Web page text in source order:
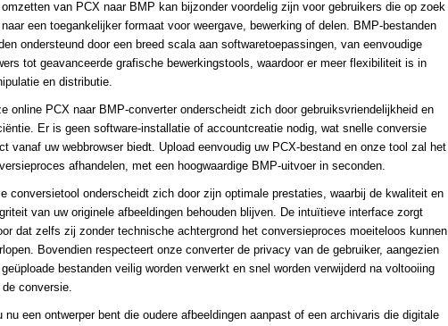
omzetten van PCX naar BMP kan bijzonder voordelig zijn voor gebruikers die op zoek
een toegankelijker formaat voor weergave, bewerking of delen. BMP-bestanden
ondersteund door een breed scala aan softwaretoepassingen, van eenvoudige
tot geavanceerde grafische bewerkingstools, waardoor er meer flexibiliteit is in
en distributie.
online PCX naar BMP-converter onderscheidt zich door gebruiksvriendelijkheid en
Er is geen software-installatie of accountcreatie nodig, wat snelle conversie
vanaf uw webbrowser biedt. Upload eenvoudig uw PCX-bestand en onze tool zal het
afhandelen, met een hoogwaardige BMP-uitvoer in seconden.
conversietool onderscheidt zich door zijn optimale prestaties, waarbij de kwaliteit en
van uw originele afbeeldingen behouden blijven. De intuïtieve interface zorgt
dat zelfs zij zonder technische achtergrond het conversieproces moeiteloos kunnen
Bovendien respecteert onze converter de privacy van de gebruiker, aangezien
bestanden veilig worden verwerkt en snel worden verwijderd na voltooiing
conversie.
nu een ontwerper bent die oudere afbeeldingen aanpast of een archivaris die digitale